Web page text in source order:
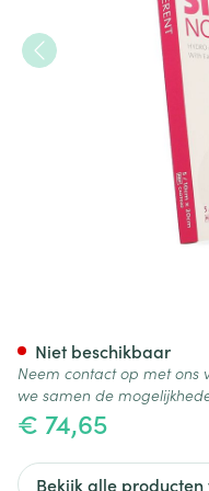
€ 74,65
Niet beschikbaar
Neem contact op met ons
we samen de
Bekijk alle producten